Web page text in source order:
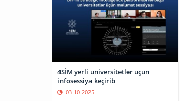
4SİM yerli universitetlər üçün
infosessiya keçirib
03-10-2025